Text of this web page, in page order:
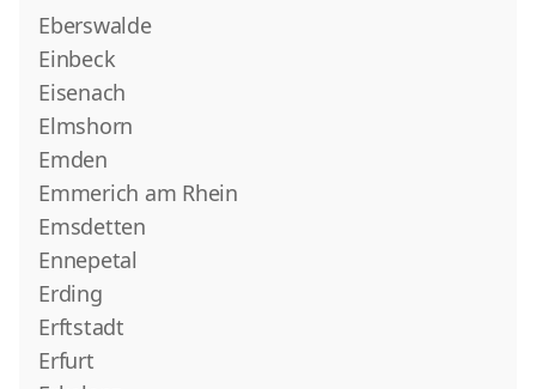
Eberswalde
Einbeck
Eisenach
Elmshorn
Emden
Emmerich am Rhein
Emsdetten
Ennepetal
Erding
Erftstadt
Erfurt